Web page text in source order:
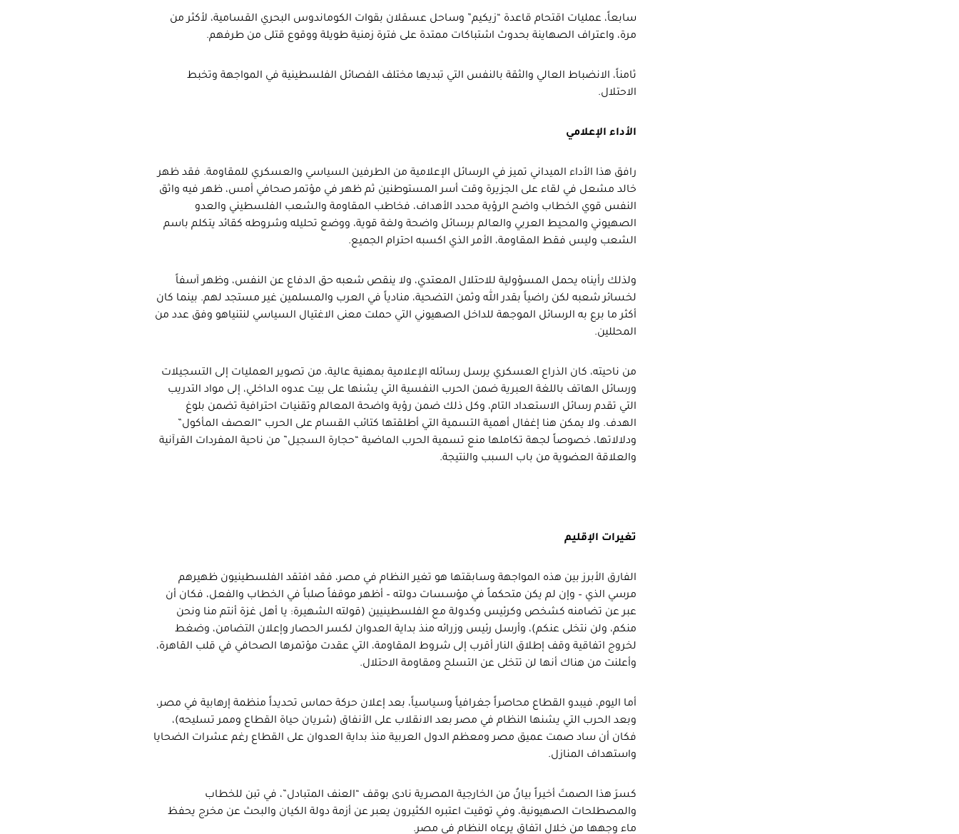
سابعاً، عمليات اقتحام قاعدة “زيكيم” وساحل عسقلان بقوات الكوماندوس البحري القسامية، لأكثر من
مرة، واعتراف الصهاينة بحدوث اشتباكات ممتدة على فترة زمنية طويلة ووقوع قتلى من طرفهم.
ثامناً، الانضباط العالي والثقة بالنفس التي تبديها مختلف الفصائل الفلسطينية في المواجهة وتخبط
الاحتلال.
الأداء الإعلامي
رافق هذا الأداء الميداني تميز في الرسائل الإعلامية من الطرفين السياسي والعسكري للمقاومة. فقد ظهر
خالد مشعل في لقاء على الجزيرة وقت أسر المستوطنين ثم ظهر في مؤتمر صحافي أمس، ظهر فيه واثق
النفس قوي الخطاب واضح الرؤية محدد الأهداف، فخاطب المقاومة والشعب الفلسطيني والعدو
الصهيوني والمحيط العربي والعالم برسائل واضحة ولغة قوية، ووضع تحليله وشروطه كقائد يتكلم باسم
الشعب وليس فقط المقاومة، الأمر الذي اكسبه احترام الجميع.
ولذلك رأيناه يحمل المسؤولية للاحتلال المعتدي، ولا ينقص شعبه حق الدفاع عن النفس، وظهر آسفاً
لخسائر شعبه لكن راضياً بقدر الله وثمن التضحية، منادياً في العرب والمسلمين غير مستجد لهم. بينما كان
أكثر ما برع به الرسائل الموجهة للداخل الصهيوني التي حملت معنى الاغتيال السياسي لنتنياهو وفق عدد من
المحللين.
من ناحيته، كان الذراع العسكري يرسل رسائله الإعلامية بمهنية عالية، من تصوير العمليات إلى التسجيلات
ورسائل الهاتف باللغة العبرية ضمن الحرب النفسية التي يشنها على بيت عدوه الداخلي، إلى مواد التدريب
التي تقدم رسائل الاستعداد التام، وكل ذلك ضمن رؤية واضحة المعالم وتقنيات احترافية تضمن بلوغ
الهدف. ولا يمكن هنا إغفال أهمية التسمية التي أطلقتها كتائب القسام على الحرب “العصف المأكول”
ودلالاتها، خصوصاً لجهة تكاملها منع تسمية الحرب الماضية “حجارة السجيل” من ناحية المفردات القرآنية
والعلاقة العضوية من باب السبب والنتيجة.
تغيرات الإقليم
الفارق الأبرز بين هذه المواجهة وسابقتها هو تغير النظام في مصر، فقد افتقد الفلسطينيون ظهيرهم
مرسي الذي – وإن لم يكن متحكماً في مؤسسات دولته – أظهر موقفاً صلباً في الخطاب والفعل، فكان أن
عبر عن تضامنه كشخص وكرئيس وكدولة مع الفلسطينيين (قولته الشهيرة: يا أهل غزة أنتم منا ونحن
منكم، ولن نتخلى عنكم)، وأرسل رئيس وزرائه منذ بداية العدوان لكسر الحصار وإعلان التضامن، وضغط
لخروج اتفاقية وقف إطلاق النار أقرب إلى شروط المقاومة، التي عقدت مؤتمرها الصحافي في قلب القاهرة،
وأعلنت من هناك أنها لن تتخلى عن التسلح ومقاومة الاحتلال.
أما اليوم، فيبدو القطاع محاصراً جغرافياً وسياسياً، بعد إعلان حركة حماس تحديداً منظمة إرهابية في مصر،
وبعد الحرب التي يشنها النظام في مصر بعد الانقلاب على الأنفاق (شريان حياة القطاع وممر تسليحه)،
فكان أن ساد صمت عميق مصر ومعظم الدول العربية منذ بداية العدوان على القطاع رغم عشرات الضحايا
واستهداف المنازل.
كسرَ هذا الصمتَ أخيراً بيانٌ من الخارجية المصرية نادى بوقف “العنف المتبادل”، في تبن للخطاب
والمصطلحات الصهيونية، وفي توقيت اعتبره الكثيرون يعبر عن أزمة دولة الكيان والبحث عن مخرج يحفظ
ماء وجهها من خلال اتفاق يرعاه النظام في مصر.